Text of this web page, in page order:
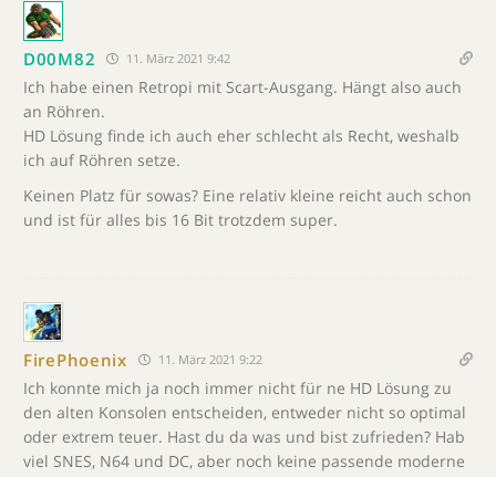
D00M82 11. März 2021 9:42
Ich habe einen Retropi mit Scart-Ausgang. Hängt also auch
an Röhren.
HD Lösung finde ich auch eher schlecht als Recht, weshalb
ich auf Röhren setze.
Keinen Platz für sowas? Eine relativ kleine reicht auch schon
und ist für alles bis 16 Bit trotzdem super.
FirePhoenix 11. März 2021 9:22
Ich konnte mich ja noch immer nicht für ne HD Lösung zu
den alten Konsolen entscheiden, entweder nicht so optimal
oder extrem teuer. Hast du da was und bist zufrieden? Hab
viel SNES, N64 und DC, aber noch keine passende moderne